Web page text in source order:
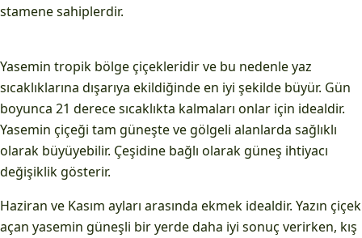
stamene sahiplerdir.
Yasemin tropik bölge çiçekleridir ve bu nedenle yaz
sıcaklıklarına dışarıya ekildiğinde en iyi şekilde büyür. Gün
boyunca 21 derece sıcaklıkta kalmaları onlar için idealdir.
Yasemin çiçeği tam güneşte ve gölgeli alanlarda sağlıklı
olarak büyüyebilir. Çeşidine bağlı olarak güneş ihtiyacı
değişiklik gösterir.
Haziran ve Kasım ayları arasında ekmek idealdir. Yazın çiçek
açan yasemin güneşli bir yerde daha iyi sonuç verirken, kış